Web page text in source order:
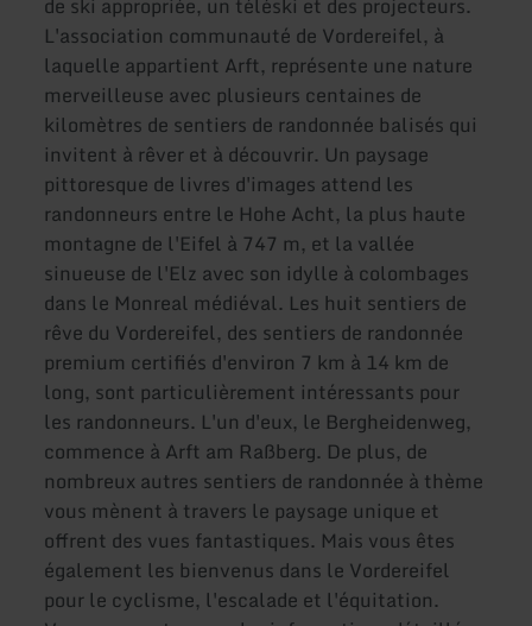
de ski appropriée, un téléski et des projecteurs.
L'association communauté de Vordereifel, à
laquelle appartient Arft, représente une nature
merveilleuse avec plusieurs centaines de
kilomètres de sentiers de randonnée balisés qui
invitent à rêver et à découvrir. Un paysage
pittoresque de livres d'images attend les
randonneurs entre le Hohe Acht, la plus haute
montagne de l'Eifel à 747 m, et la vallée
sinueuse de l'Elz avec son idylle à colombages
dans le Monreal médiéval. Les huit sentiers de
rêve du Vordereifel, des sentiers de randonnée
premium certifiés d'environ 7 km à 14 km de
long, sont particulièrement intéressants pour
les randonneurs. L'un d'eux, le Bergheidenweg,
commence à Arft am Raßberg. De plus, de
nombreux autres sentiers de randonnée à thème
vous mènent à travers le paysage unique et
offrent des vues fantastiques. Mais vous êtes
également les bienvenus dans le Vordereifel
pour le cyclisme, l'escalade et l'équitation.